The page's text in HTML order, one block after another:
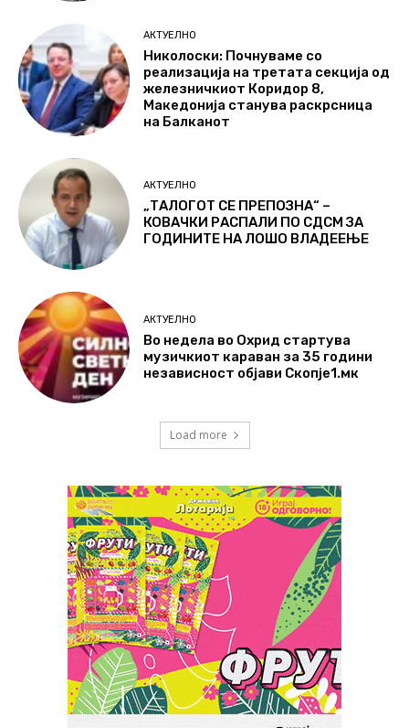
АКТУЕЛНО
Николоски: Почнуваме со
реализација на третата секција од
железничкиот Коридор 8,
Македонија станува раскрсница
на Балканот
АКТУЕЛНО
„ТАЛОГОТ СЕ ПРЕПОЗНА“ –
КОВАЧКИ РАСПАЛИ ПО СДСМ ЗА
ГОДИНИТЕ НА ЛОШО ВЛАДЕЕЊЕ
АКТУЕЛНО
Во недела во Охрид стартува
музичкиот караван за 35 години
независност објави Скопје1.мк
Load more